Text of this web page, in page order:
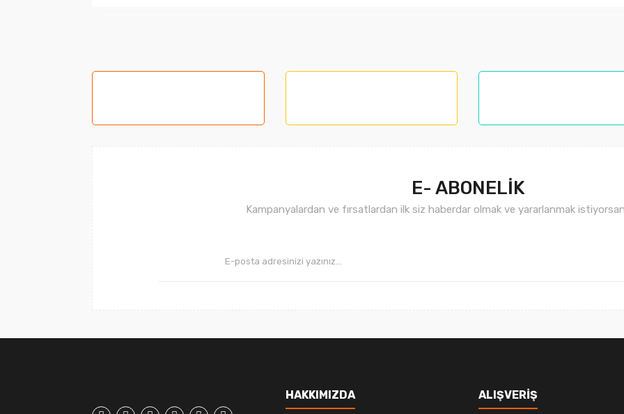
Ürün açıklamasında eksik bilgiler bulunuyor.
E- ABONELİK
Kampanyalardan ve fırsatlardan ilk siz haberdar olmak ve yararlanmak
HAKKIMIZDA ALIŞVERİŞ